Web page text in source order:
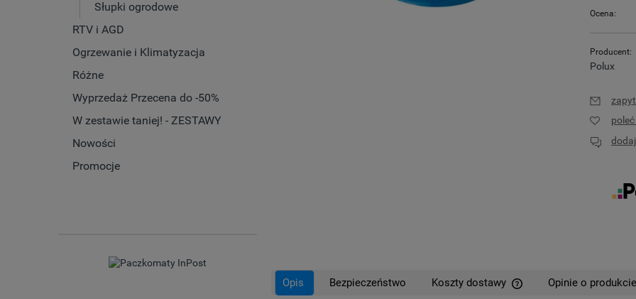
Słupki ogrodowe
RTV i AGD
Ogrzewanie i Klimatyzacja
Różne
Wyprzedaż Przecena do -50%
W zestawie taniej! - ZESTAWY
Nowości
Promocje
Ocena:
Producent:
Polux
Opis Bezpieczeństwo Koszty dostawy Opinie o